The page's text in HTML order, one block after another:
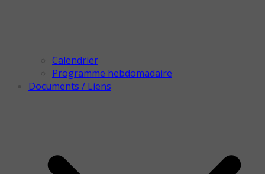
Calendrier
Programme hebdomadaire
Documents / Liens